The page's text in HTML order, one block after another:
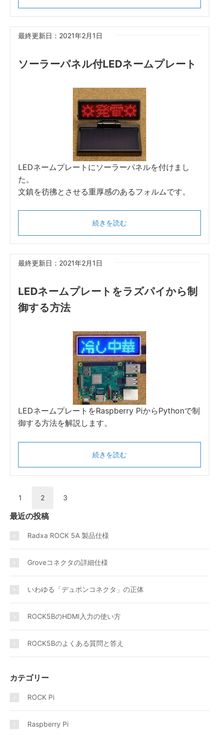
最終更新日：2021年2月1日
ソーラーパネル付LEDネームプレート
LEDネームプレートにソーラーパネルを付けまし
た。
文鎮を彷彿とさせる重厚感のあるフォルムです。
続きを読む
最終更新日：2021年2月1日
LEDネームプレートをラズパイから制
御する方法
LEDネームプレートをRaspberry PiからPythonで制
御する方法を解説します。
続きを読む
1 2 3
最近の投稿
Radxa ROCK 5A 製品仕様
Groveコネクタの詳細仕様
いわゆる「デュポンコネクタ」の正体
ROCK5BのHDMI入力の使い方
ROCK5Bのよくある質問と答え
カテゴリー
ROCK Pi
Raspberry Pi